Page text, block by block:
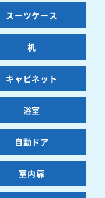
スーツケース
机
キャビネット
浴室
自動ドア
室内扉